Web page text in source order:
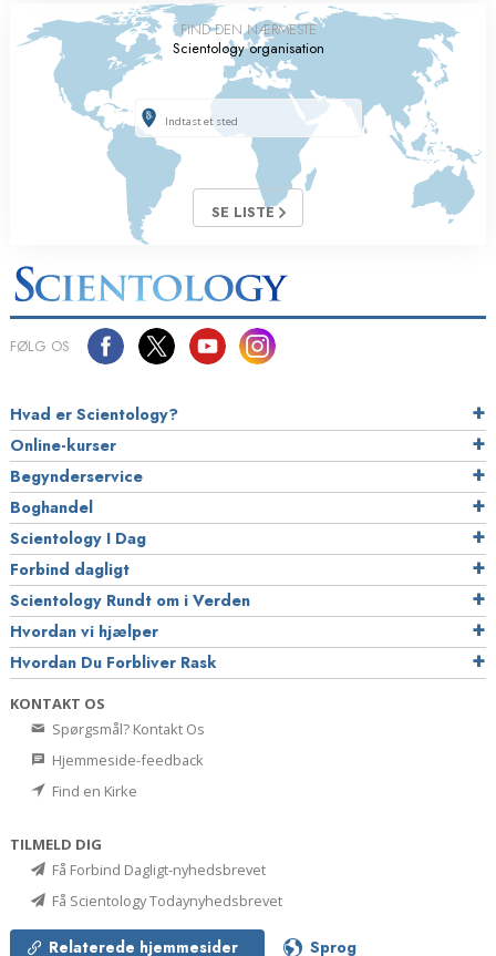
FIND DEN NÆRMESTE
Scientology organisation
SE LISTE
FØLG OS
Hvad er Scientology?
Online-kurser
Begynderservice
Boghandel
Scientology I Dag
Forbind dagligt
Scientology Rundt om i Verden
Hvordan vi hjælper
Hvordan Du Forbliver Rask
KONTAKT OS
Spørgsmål? Kontakt Os
Hjemmeside-feedback
Find en Kirke
TILMELD DIG
Få Forbind Dagligt-nyhedsbrevet
Få Scientology Todaynyhedsbrevet
Relaterede hjemmesider Sprog